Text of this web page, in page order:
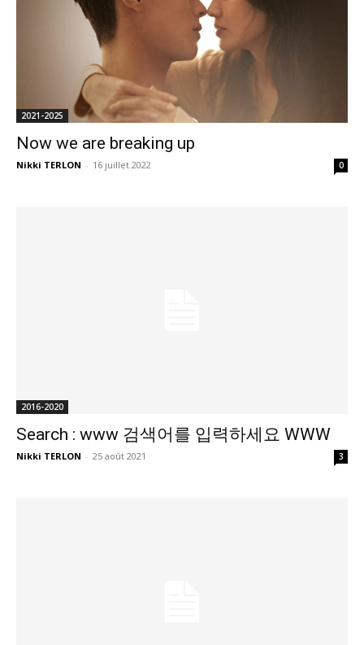
2021-2025
Now we are breaking up
Nikki TERLON - 16 juillet 2022 0
2016-2020
Search : www 검색어를 입력하세요 WWW
Nikki TERLON - 25 août 2021 3